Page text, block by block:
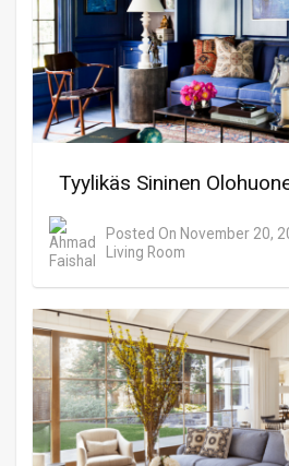
Tyylikäs Sininen
Posted On November 20,
Living Room